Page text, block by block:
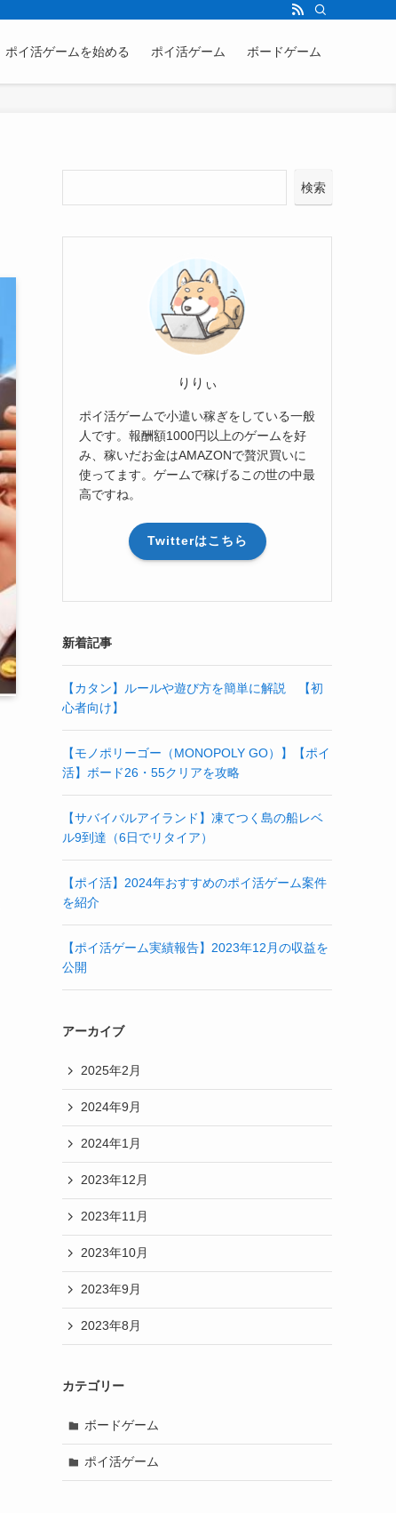
ポイ活ゲームを始める ポイ活ゲーム ボードゲーム
検索
りりぃ
ポイ活ゲームで小遣い稼ぎをしている一般
人です。報酬額1000円以上のゲームを好
み、稼いだお金はAMAZONで贅沢買いに
使ってます。ゲームで稼げるこの世の中最
高ですね。
Twitterはこちら
新着記事
【カタン】ルールや遊び方を簡単に解説 【初
心者向け】
【モノポリーゴー（MONOPOLY GO）】【ポイ
活】ボード26・55クリアを攻略
【サバイバルアイランド】凍てつく島の船レベ
ル9到達（6日でリタイア）
【ポイ活】2024年おすすめのポイ活ゲーム案件
を紹介
【ポイ活ゲーム実績報告】2023年12月の収益を
公開
アーカイブ
2025年2月
2024年9月
2024年1月
2023年12月
2023年11月
2023年10月
2023年9月
2023年8月
カテゴリー
ボードゲーム
ポイ活ゲーム